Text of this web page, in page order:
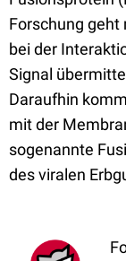
Forschung geht
bei der
Signal
Daraufhin
mit der
sogenannte
des viralen